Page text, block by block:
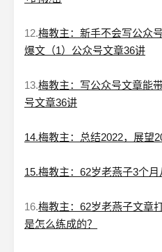
12.梅教主：新手不会写公众
爆文（1）公众号文章36讲
13.梅教主：写公众号文章能
号文章36讲
14.梅教主：总结2022，展望
15.梅教主：62岁老燕子3个
16.梅教主：62岁老燕子文章
是怎么练成的？